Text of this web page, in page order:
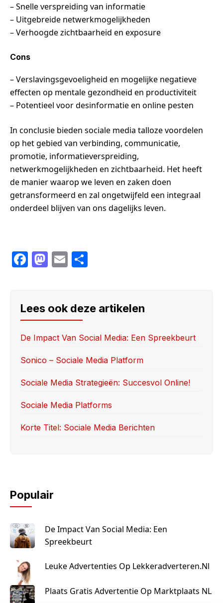
– Snelle verspreiding van informatie
– Uitgebreide netwerkmogelijkheden
– Verhoogde zichtbaarheid en exposure
Cons
– Verslavingsgevoeligheid en mogelijke negatieve
effecten op mentale gezondheid en productiviteit
– Potentieel voor desinformatie en online pesten
In conclusie bieden sociale media talloze voordelen
op het gebied van verbinding, communicatie,
promotie, informatieverspreiding,
netwerkmogelijkheden en zichtbaarheid. Het heeft
de manier waarop we leven en zaken doen
getransformeerd en zal ongetwijfeld een integraal
onderdeel blijven van ons dagelijks leven.
F
e
b
o
o
M
o
d
o
n
E
e
Lees ook deze artikelen
De Impact Van Social Media: Een Spreekbeurt
Sonico – Sociale Media Platform
Sociale Media Strategieën: Succesvol Online!
Sociale Media Platforms
Korte Titel: Sociale Media Berichten
Populair
De Impact Van Social Media: Een
Spreekbeurt
Leuke Advertenties Op Lekkeradverteren.nl
Plaats Gratis Advertentie Op Marktplaats NL